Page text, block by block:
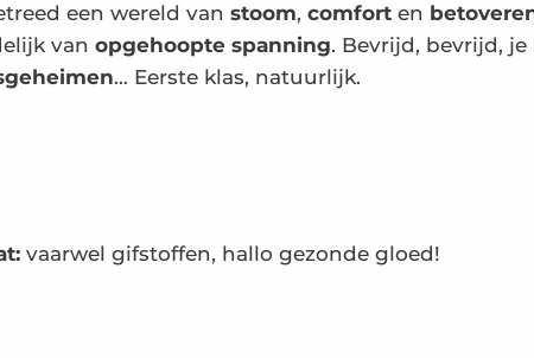
een wereld van stoom, comfort en
van opgehoopte spanning. Bevrijd, bevrijd,
… Eerste klas, natuurlijk.
vaarwel gifstoffen, hallo gezonde gloed!